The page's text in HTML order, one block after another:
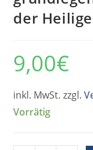
der
9,00€
inkl. MwSt. zzgl.
Vorrätig